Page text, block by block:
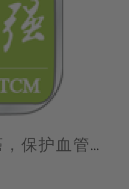
保护血管第
泡水喝，好